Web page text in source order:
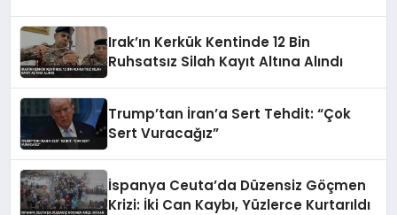
Irak’ın Kerkük Kentinde 12 Bin
Ruhsatsız Silah Kayıt Altına Alındı
Trump’tan İran’a Sert Tehdit: “Çok
Sert Vuracağız”
İspanya Ceuta’da Düzensiz Göçmen
Krizi: İki Can Kaybı, Yüzlerce Kurtarıldı